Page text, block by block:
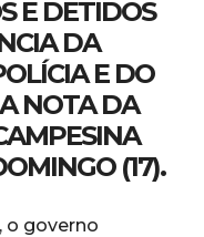
E DETIDOS
DA
E DO
NOTA DA
(17).
o governo